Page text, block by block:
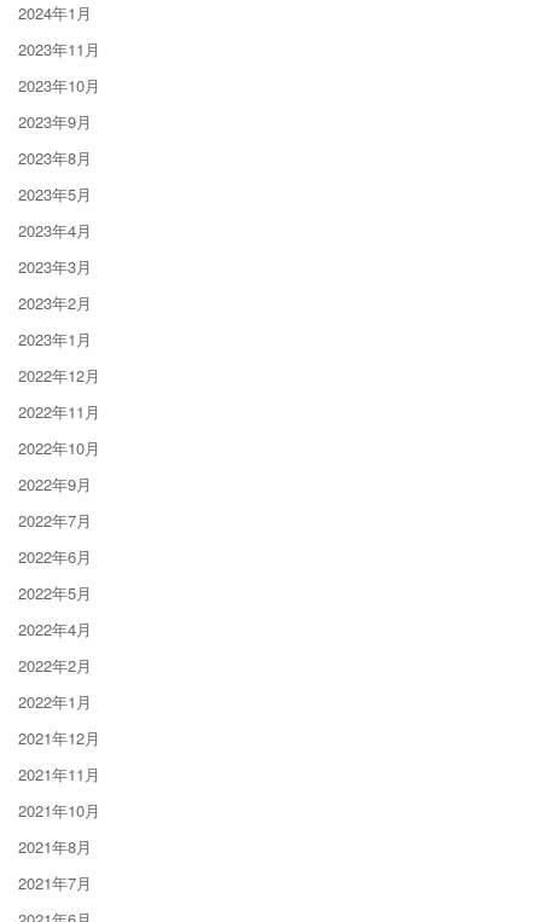
2024年1月
2023年11月
2023年10月
2023年9月
2023年8月
2023年5月
2023年4月
2023年3月
2023年2月
2023年1月
2022年12月
2022年11月
2022年10月
2022年9月
2022年7月
2022年6月
2022年5月
2022年4月
2022年2月
2022年1月
2021年12月
2021年11月
2021年10月
2021年8月
2021年7月